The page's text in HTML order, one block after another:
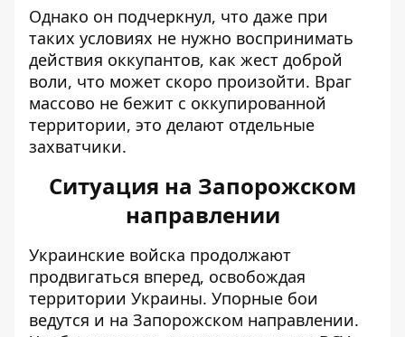
Однако он подчеркнул, что даже при
таких условиях не нужно воспринимать
действия оккупантов, как жест доброй
воли, что может скоро произойти. Враг
массово не бежит с оккупированной
территории, это делают отдельные
захватчики.
Ситуация на Запорожском
направлении
Украинские войска продолжают
продвигаться вперед, освобождая
территории Украины. Упорные бои
ведутся и на Запорожском направлении.